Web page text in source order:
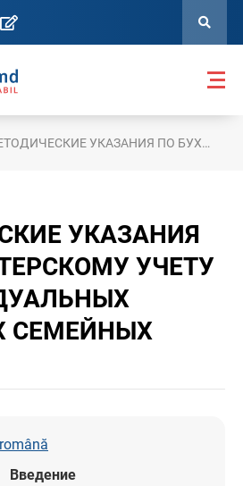
УКАЗАНИЯ ПО БУХГАЛТЕРСКОМУ УЧЕТУ В ИНДИВИДУАЛЬНЫХ КАБИНЕТАХ СЕМЕЙНЫХ ВРАЧЕЙ
УКАЗАНИЯ
УЧЕТУ
СЕМЕЙНЫХ
Введение